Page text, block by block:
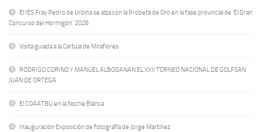
El IES Fray Pedro de Urbina se alza con la Probeta de Oro en la fase provincial de ‘El Gran
Concurso del Hormigón’ 2026
Visita guiada a la Cartuja de Miraflores
RODRIGO CORINO Y MANUEL ALBOGANAN EL XXII TORNEO NACIONAL DE GOLFSAN
JUAN DE ORTEGA
El COAATBU en la Noche Blanca
Inauguración Exposición de fotografía de Jorge Martínez